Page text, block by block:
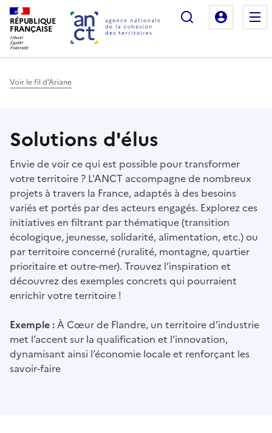
RÉPUBLIQUE
FRANÇAISE
Rechercher
Mon
Voir le fil d'Ariane
Solutions d'élus
Envie de voir ce qui est possible pour transformer
votre territoire ? L'ANCT accompagne de nombreux
projets à travers la France, adaptés à des besoins
variés et portés par des acteurs engagés. Explorez ces
initiatives en filtrant par thématique (transition
écologique, jeunesse, solidarité, alimentation, etc.) ou
par territoire concerné (ruralité, montagne, quartier
prioritaire et outre-mer). Trouvez l’inspiration et
découvrez des exemples concrets qui pourraient
enrichir votre territoire !
Exemple :À Cœur de Flandre, un territoire d’industrie
met l’accent sur la qualification et l’innovation,
dynamisant ainsi l’économie locale et renforçant les
savoir-faire